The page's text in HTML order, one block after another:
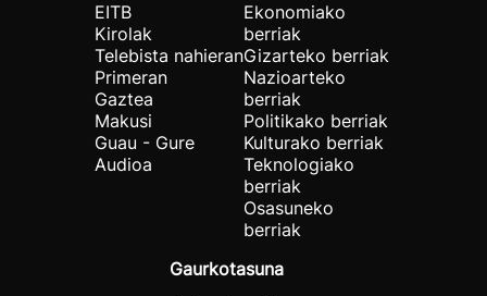
EITB
Kirolak
Telebista nahieran
Primeran
Gaztea
Makusi
Guau - Gure
Audioa
Ekonomiako
berriak
Gizarteko berriak
Nazioarteko
berriak
Politikako berriak
Kulturako berriak
Teknologiako
berriak
Osasuneko
berriak
Gaurkotasuna